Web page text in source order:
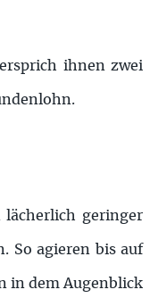
ihnen zwei
lächerlich geringer
So agieren bis auf
in dem Augenblick